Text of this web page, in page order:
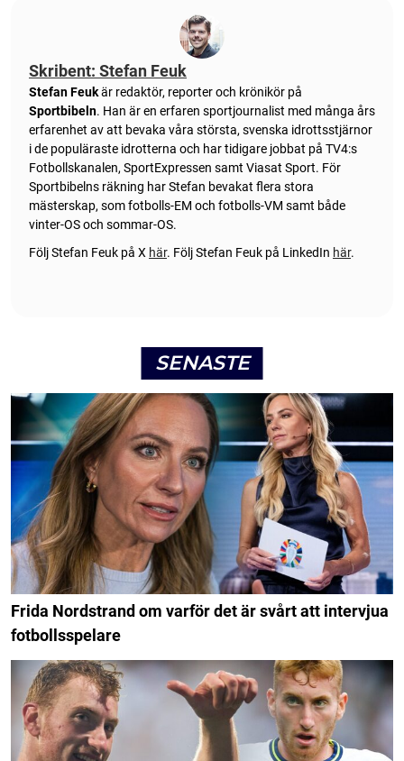
Skribent: Stefan Feuk
Stefan Feukär redaktör, reporter och krönikör på
Sportbibeln. Han är en erfaren sportjournalist med många års
erfarenhet av att bevaka våra största, svenska idrottsstjärnor
i de populäraste idrotterna och har tidigare jobbat på TV4:s
Fotbollskanalen, SportExpressen samt Viasat Sport. För
Sportbibelns räkning har Stefan bevakat flera stora
mästerskap, som fotbolls-EM och fotbolls-VM samt både
vinter-OS och sommar-OS.
Följ Stefan Feuk på X här. Följ Stefan Feuk på LinkedIn här.
SENASTE
Frida Nordstrand om varför det är svårt att intervjua
fotbollsspelare